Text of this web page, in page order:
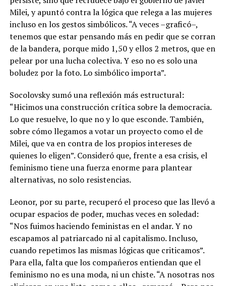
Milei, y apuntó contra la lógica que relega a las mujeres
incluso en los gestos simbólicos. “A veces –graficó–,
tenemos que estar pensando más en pedir que se corran
de la bandera, porque mido 1,50 y ellos 2 metros, que en
pelear por una lucha colectiva. Y eso no es solo una
boludez por la foto. Lo simbólico importa”.
Socolovsky sumó una reflexión más estructural:
“Hicimos una construcción crítica sobre la democracia.
Lo que resuelve, lo que no y lo que esconde. También,
sobre cómo llegamos a votar un proyecto como el de
Milei, que va en contra de los propios intereses de
quienes lo eligen”. Consideró que, frente a esa crisis, el
feminismo tiene una fuerza enorme para plantear
alternativas, no solo resistencias.
Leonor, por su parte, recuperó el proceso que las llevó a
ocupar espacios de poder, muchas veces en soledad:
“Nos fuimos haciendo feministas en el andar. Y no
escapamos al patriarcado ni al capitalismo. Incluso,
cuando repetimos las mismas lógicas que criticamos”.
Para ella, falta que los compañeros entiendan que el
feminismo no es una moda, ni un chiste. “A nosotras nos